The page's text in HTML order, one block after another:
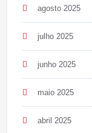
agosto 2025
julho 2025
junho 2025
maio 2025
abril 2025